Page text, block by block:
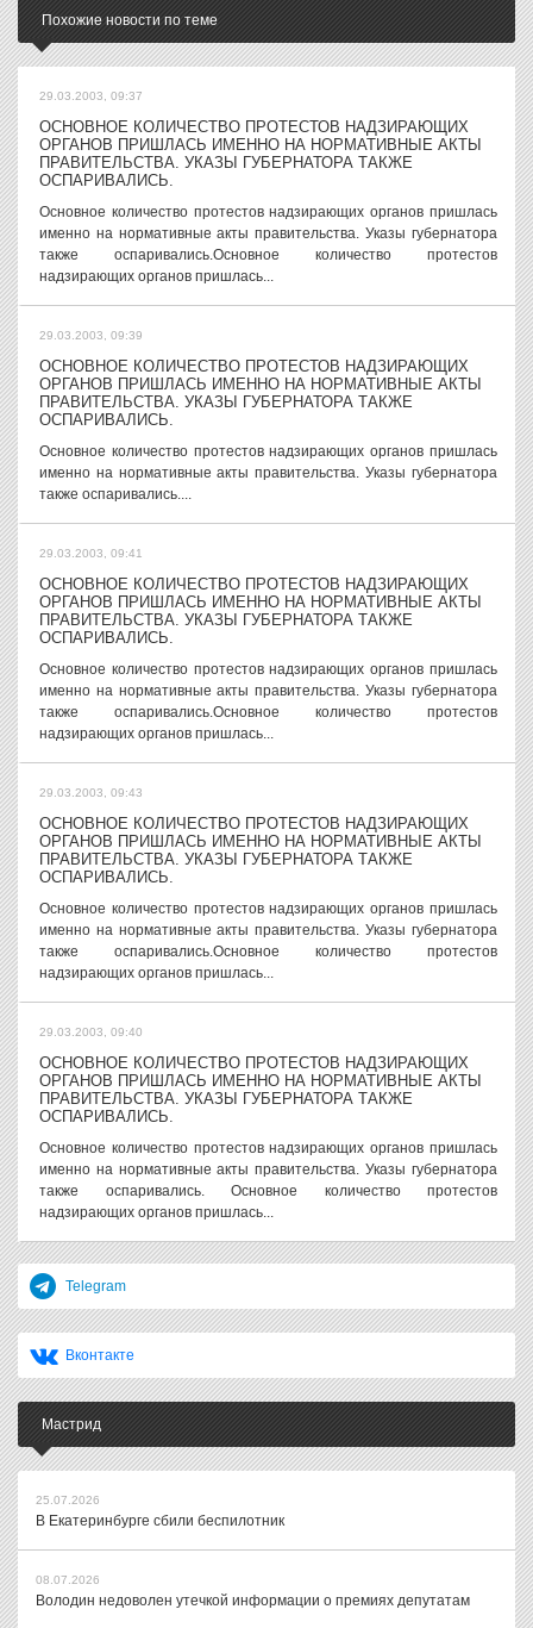
Похожие новости по теме
29.03.2003, 09:37
ОСНОВНОЕ КОЛИЧЕСТВО ПРОТЕСТОВ НАДЗИРАЮЩИХ
ОРГАНОВ ПРИШЛАСЬ ИМЕННО НА НОРМАТИВНЫЕ АКТЫ
ПРАВИТЕЛЬСТВА. УКАЗЫ ГУБЕРНАТОРА ТАКЖЕ
ОСПАРИВАЛИСЬ.
Основное количество протестов надзирающих органов пришлась
именно на нормативные акты правительства. Указы губернатора
также оспаривались.Основное количество протестов
надзирающих органов пришлась...
29.03.2003, 09:39
ОСНОВНОЕ КОЛИЧЕСТВО ПРОТЕСТОВ НАДЗИРАЮЩИХ
ОРГАНОВ ПРИШЛАСЬ ИМЕННО НА НОРМАТИВНЫЕ АКТЫ
ПРАВИТЕЛЬСТВА. УКАЗЫ ГУБЕРНАТОРА ТАКЖЕ
ОСПАРИВАЛИСЬ.
Основное количество протестов надзирающих органов пришлась
именно на нормативные акты правительства. Указы губернатора
также оспаривались....
29.03.2003, 09:41
ОСНОВНОЕ КОЛИЧЕСТВО ПРОТЕСТОВ НАДЗИРАЮЩИХ
ОРГАНОВ ПРИШЛАСЬ ИМЕННО НА НОРМАТИВНЫЕ АКТЫ
ПРАВИТЕЛЬСТВА. УКАЗЫ ГУБЕРНАТОРА ТАКЖЕ
ОСПАРИВАЛИСЬ.
Основное количество протестов надзирающих органов пришлась
именно на нормативные акты правительства. Указы губернатора
также оспаривались.Основное количество протестов
надзирающих органов пришлась...
29.03.2003, 09:43
ОСНОВНОЕ КОЛИЧЕСТВО ПРОТЕСТОВ НАДЗИРАЮЩИХ
ОРГАНОВ ПРИШЛАСЬ ИМЕННО НА НОРМАТИВНЫЕ АКТЫ
ПРАВИТЕЛЬСТВА. УКАЗЫ ГУБЕРНАТОРА ТАКЖЕ
ОСПАРИВАЛИСЬ.
Основное количество протестов надзирающих органов пришлась
именно на нормативные акты правительства. Указы губернатора
также оспаривались.Основное количество протестов
надзирающих органов пришлась...
29.03.2003, 09:40
ОСНОВНОЕ КОЛИЧЕСТВО ПРОТЕСТОВ НАДЗИРАЮЩИХ
ОРГАНОВ ПРИШЛАСЬ ИМЕННО НА НОРМАТИВНЫЕ АКТЫ
ПРАВИТЕЛЬСТВА. УКАЗЫ ГУБЕРНАТОРА ТАКЖЕ
ОСПАРИВАЛИСЬ.
Основное количество протестов надзирающих органов пришлась
именно на нормативные акты правительства. Указы губернатора
также оспаривались. Основное количество протестов
надзирающих органов пришлась...
Telegram
Вконтакте
Мастрид
25.07.2026
В Екатеринбурге сбили беспилотник
08.07.2026
Володин недоволен утечкой информации о премиях депутатам